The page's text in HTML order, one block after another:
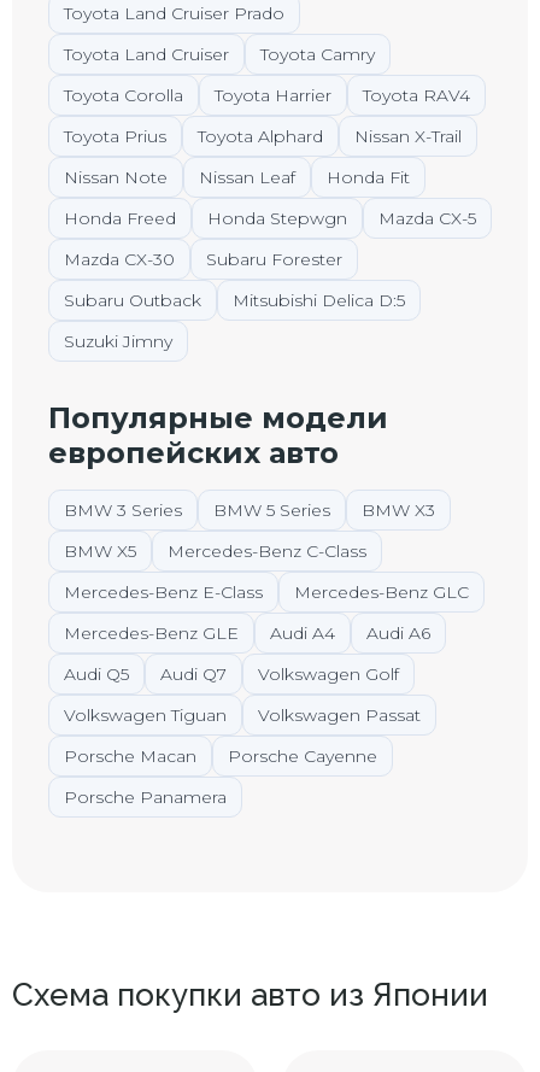
Toyota Land Cruiser Prado
Toyota Land Cruiser
Toyota Camry
Toyota Corolla
Toyota Harrier
Toyota RAV4
Toyota Prius
Toyota Alphard
Nissan X-Trail
Nissan Note
Nissan Leaf
Honda Fit
Honda Freed
Honda Stepwgn
Mazda CX-5
Mazda CX-30
Subaru Forester
Subaru Outback
Mitsubishi Delica D:5
Suzuki Jimny
Популярные модели
европейских авто
BMW 3 Series BMW 5 Series
BMW X3
BMW X5
Mercedes-Benz C-Class
Mercedes-Benz E-Class
Mercedes-Benz GLC
Mercedes-Benz GLE
Audi A4
Audi A6
Audi Q5
Audi Q7
Volkswagen Golf
Volkswagen Tiguan
Volkswagen Passat
Porsche Macan
Porsche Cayenne
Porsche Panamera
Схема покупки авто из Японии